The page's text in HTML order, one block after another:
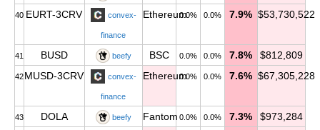
40 EURT-3CRV convex-
finance
Ethereum0.0% 0.0% 7.9% $53,730,522
41 BUSD beefy BSC 0.0% 0.0% 7.8% $812,809
42MUSD-3CRV convex-
finance
Ethereum0.0% 0.0% 7.6% $67,305,228
43 DOLA beefy Fantom 0.0% 0.0% 7.3% $973,284